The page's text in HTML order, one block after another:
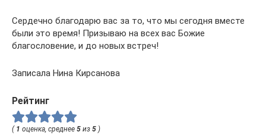
Сердечно благодарю вас за то, что мы сегодня вместе
были это время! Призываю на всех вас Божие
благословение, и до новых встреч!
Записала Нина Кирсанова
Рейтинг
( 1 оценка, среднее 5 из 5 )